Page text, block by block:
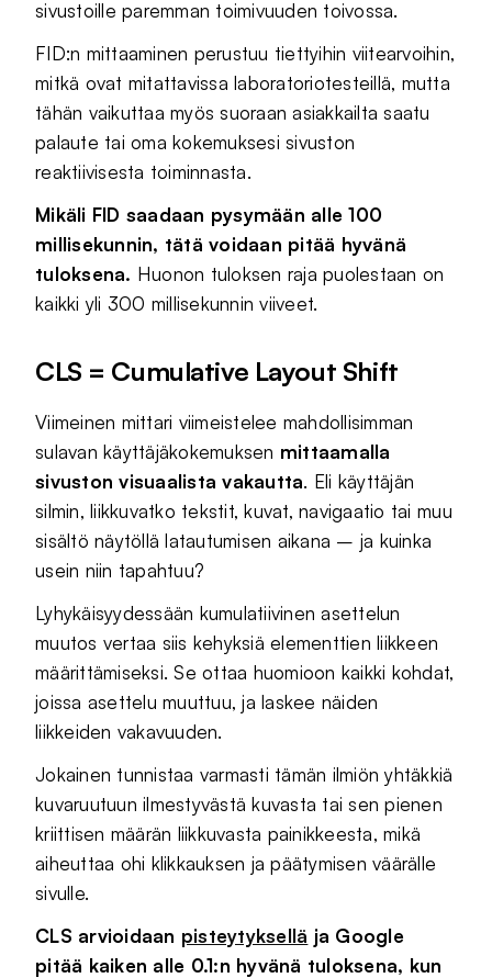
sivustoille paremman toimivuuden toivossa.
FID:n mittaaminen perustuu tiettyihin viitearvoihin,
mitkä ovat mitattavissa laboratoriotesteillä, mutta
tähän vaikuttaa myös suoraan asiakkailta saatu
palaute tai oma kokemuksesi sivuston
reaktiivisesta toiminnasta.
Mikäli FID saadaan pysymään alle 100
millisekunnin, tätä voidaan pitää hyvänä
tuloksena. Huonon tuloksen raja puolestaan on
kaikki yli 300 millisekunnin viiveet.
CLS = Cumulative Layout Shift
Viimeinen mittari viimeistelee mahdollisimman
sulavan käyttäjäkokemuksen mittaamalla
sivuston visuaalista vakautta. Eli käyttäjän
silmin, liikkuvatko tekstit, kuvat, navigaatio tai muu
sisältö näytöllä latautumisen aikana – ja kuinka
usein niin tapahtuu?
Lyhykäisyydessään kumulatiivinen asettelun
muutos vertaa siis kehyksiä elementtien liikkeen
määrittämiseksi. Se ottaa huomioon kaikki kohdat,
joissa asettelu muuttuu, ja laskee näiden
liikkeiden vakavuuden.
Jokainen tunnistaa varmasti tämän ilmiön yhtäkkiä
kuvaruutuun ilmestyvästä kuvasta tai sen pienen
kriittisen määrän liikkuvasta painikkeesta, mikä
aiheuttaa ohi klikkauksen ja päätymisen väärälle
sivulle.
CLS arvioidaan pisteytyksellä ja Google
pitää kaiken alle 0.1:n hyvänä tuloksena, kun